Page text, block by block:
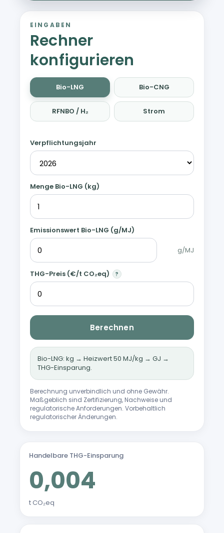
EINGABEN
Rechner
konfigurieren
Bio-LNG Bio-CNG
RFNBO / H₂ Strom
Verpflichtungsjahr
Menge Bio-LNG (kg)
Emissionswert Bio-LNG (g/MJ)
g/MJ
THG-Preis (€/t CO₂eq) ?
Berechnen
Bio-LNG: kg → Heizwert 50 MJ/kg → GJ →
THG-Einsparung.
Berechnung unverbindlich und ohne Gewähr.
Maßgeblich sind Zertifizierung, Nachweise und
regulatorische Anforderungen. Vorbehaltlich
regulatorischer Änderungen.
Handelbare THG-Einsparung
0,004
t CO₂eq